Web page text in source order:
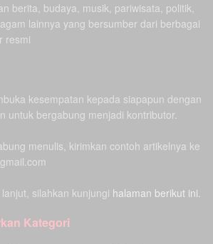
berita, budaya, musik, pariwisata, politik,
lainnya yang bersumber dari berbagai
resmi
kesempatan kepada siapapun dengan
untuk bergabung menjadi kontributor.
menulis, kirimkan contoh artikelnya ke
silahkan kunjungi halaman berikut ini.
Kategori